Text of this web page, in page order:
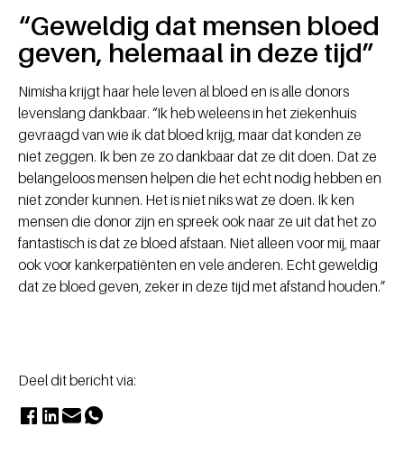
“Geweldig dat mensen bloed
geven, helemaal in deze tijd”
Nimisha krijgt haar hele leven al bloed en is alle donors
levenslang dankbaar. “Ik heb weleens in het ziekenhuis
gevraagd van wie ik dat bloed krijg, maar dat konden ze
niet zeggen. Ik ben ze zo dankbaar dat ze dit doen. Dat ze
belangeloos mensen helpen die het echt nodig hebben en
niet zonder kunnen. Het is niet niks wat ze doen. Ik ken
mensen die donor zijn en spreek ook naar ze uit dat het zo
fantastisch is dat ze bloed afstaan. Niet alleen voor mij, maar
ook voor kankerpatiënten en vele anderen. Echt geweldig
dat ze bloed geven, zeker in deze tijd met afstand houden.”
Deel dit bericht via: